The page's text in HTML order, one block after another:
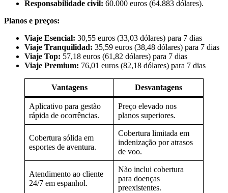
Responsabilidade civil: 60.000 euros (64.883 dólares).
Planos e preços:
Viaje Esencial: 30,55 euros (33,03 dólares) para 7 dias
Viaje Tranquilidad: 35,59 euros (38,48 dólares) para 7 dias
Viaje Top: 57,18 euros (61,82 dólares) para 7 dias
Viaje Premium: 76,01 euros (82,18 dólares) para 7 dias
Vantagens Desvantagens
Aplicativo para gestão
rápida de ocorrências.
Preço elevado nos
planos superiores.
Cobertura sólida em
esportes de aventura.
Cobertura limitada em
indenização por atrasos
de voo.
Atendimento ao cliente
24/7 em espanhol.
Não inclui cobertura
para doenças
preexistentes.